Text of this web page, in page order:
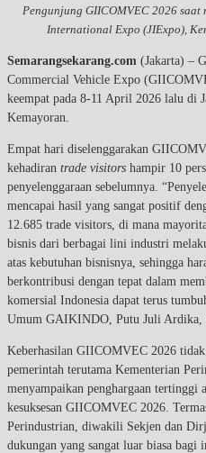
Pengunjung GIICOMVEC 2026
International Expo (JIExpo),
Semarangsekarang.com (Jakarta) –
Commercial Vehicle Expo
keempat pada 8-11 April 2026 lalu di
Kemayoran.
Empat hari diselenggarakan
kehadiran trade visitors hampir 10
penyelenggaraan sebelumnya.
mencapai hasil yang sangat positif
12.685 trade visitors, di mana
bisnis dari berbagai lini industri
atas kebutuhan bisnisnya, sehingga
berkontribusi dengan tepat dalam
komersial Indonesia dapat terus
Umum GAIKINDO, Putu Juli Ardika,
Keberhasilan GIICOMVEC 2026
pemerintah terutama Kementerian
menyampaikan penghargaan tertinggi
kesuksesan GIICOMVEC 2026.
Perindustrian, diwakili Sekjen dan
dukungan yang sangat luar biasa